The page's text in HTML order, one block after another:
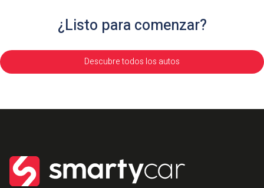
¿Listo para comenzar?
Descubre todos los autos